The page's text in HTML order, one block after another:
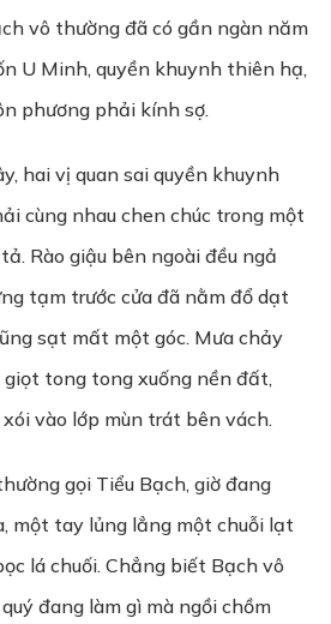
vô thường đã có gần ngàn năm
U Minh, quyền khuynh thiên hạ,
phương phải kính sợ.
hai vị quan sai quyền khuynh
cùng nhau chen chúc trong một
Rào giậu bên ngoài đều ngả
tạm trước cửa đã nằm đổ dạt
sạt mất một góc. Mưa chảy
giọt tong tong xuống nền đất,
vào lớp mùn trát bên vách.
gọi Tiểu Bạch, giờ đang
một tay lủng lẳng một chuỗi lạt
lá chuối. Chẳng biết Bạch vô
đang làm gì mà ngồi chồm